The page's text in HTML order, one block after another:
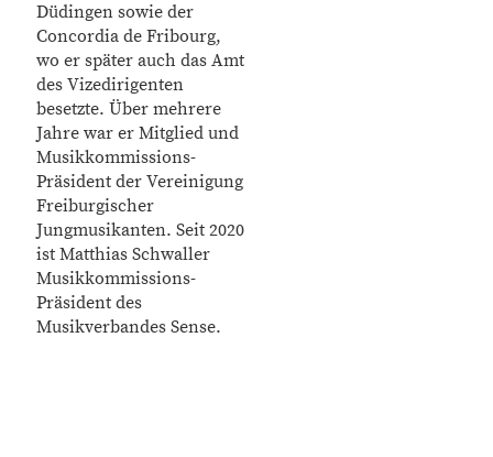
Düdingen sowie der
Concordia de Fribourg,
wo er später auch das Amt
des Vizedirigenten
besetzte. Über mehrere
Jahre war er Mitglied und
Musikkommissions-
Präsident der Vereinigung
Freiburgischer
Jungmusikanten. Seit 2020
ist Matthias Schwaller
Musikkommissions-
Präsident des
Musikverbandes Sense.